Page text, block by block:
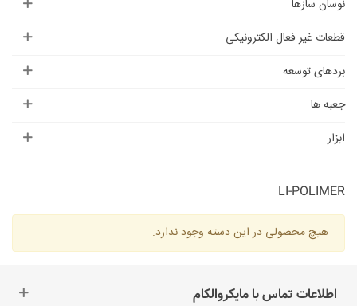
نوسان سازها
قطعات غیر فعال الکترونیکی
بردهای توسعه
جعبه ها
ابزار
LI-POLIMER
هیچ محصولی در این دسته وجود ندارد.
اطلاعات تماس با مایکروالکام